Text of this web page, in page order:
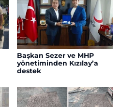
Başkan Sezer ve MHP
yönetiminden Kızılay’a
destek